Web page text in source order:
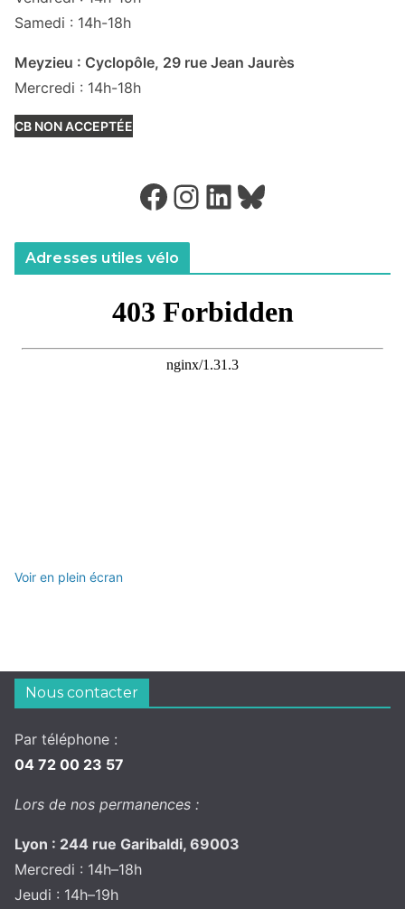
Samedi : 14h-18h
Meyzieu : Cyclopôle, 29 rue Jean Jaurès
Mercredi : 14h-18h
CB NON ACCEPTÉE
Facebook Instagram LinkedIn Bluesky
Adresses utiles vélo
Voir en plein écran
Nous contacter
Par téléphone :
04 72 00 23 57
Lors de nos permanences :
Lyon : 244 rue Garibaldi, 69003
Mercredi : 14h–18h
Jeudi : 14h–19h